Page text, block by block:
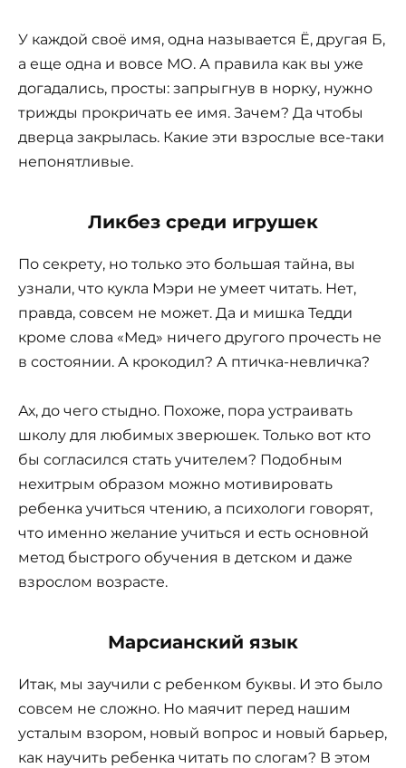
У каждой своё имя, одна называется Ё, другая Б,
а еще одна и вовсе МО. А правила как вы уже
догадались, просты: запрыгнув в норку, нужно
трижды прокричать ее имя. Зачем? Да чтобы
дверца закрылась. Какие эти взрослые все-таки
непонятливые.
Ликбез среди игрушек
По секрету, но только это большая тайна, вы
узнали, что кукла Мэри не умеет читать. Нет,
правда, совсем не может. Да и мишка Тедди
кроме слова «Мед» ничего другого прочесть не
в состоянии. А крокодил? А птичка-невличка?
Ах, до чего стыдно. Похоже, пора устраивать
школу для любимых зверюшек. Только вот кто
бы согласился стать учителем? Подобным
нехитрым образом можно мотивировать
ребенка учиться чтению, а психологи говорят,
что именно желание учиться и есть основной
метод быстрого обучения в детском и даже
взрослом возрасте.
Марсианский язык
Итак, мы заучили с ребенком буквы. И это было
совсем не сложно. Но маячит перед нашим
усталым взором, новый вопрос и новый барьер,
как научить ребенка читать по слогам? В этом